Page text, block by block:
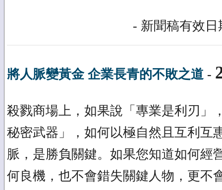
- 新聞稿有效日
將人脈變黃金 企業長青的不敗之道-
殺戮商場上，如果說「專業是利刃」
秘密武器」，如何以極自然且互利互
脈，是勝負關鍵。如果您知道如何經
何良機，也不會錯失關鍵人物，更不